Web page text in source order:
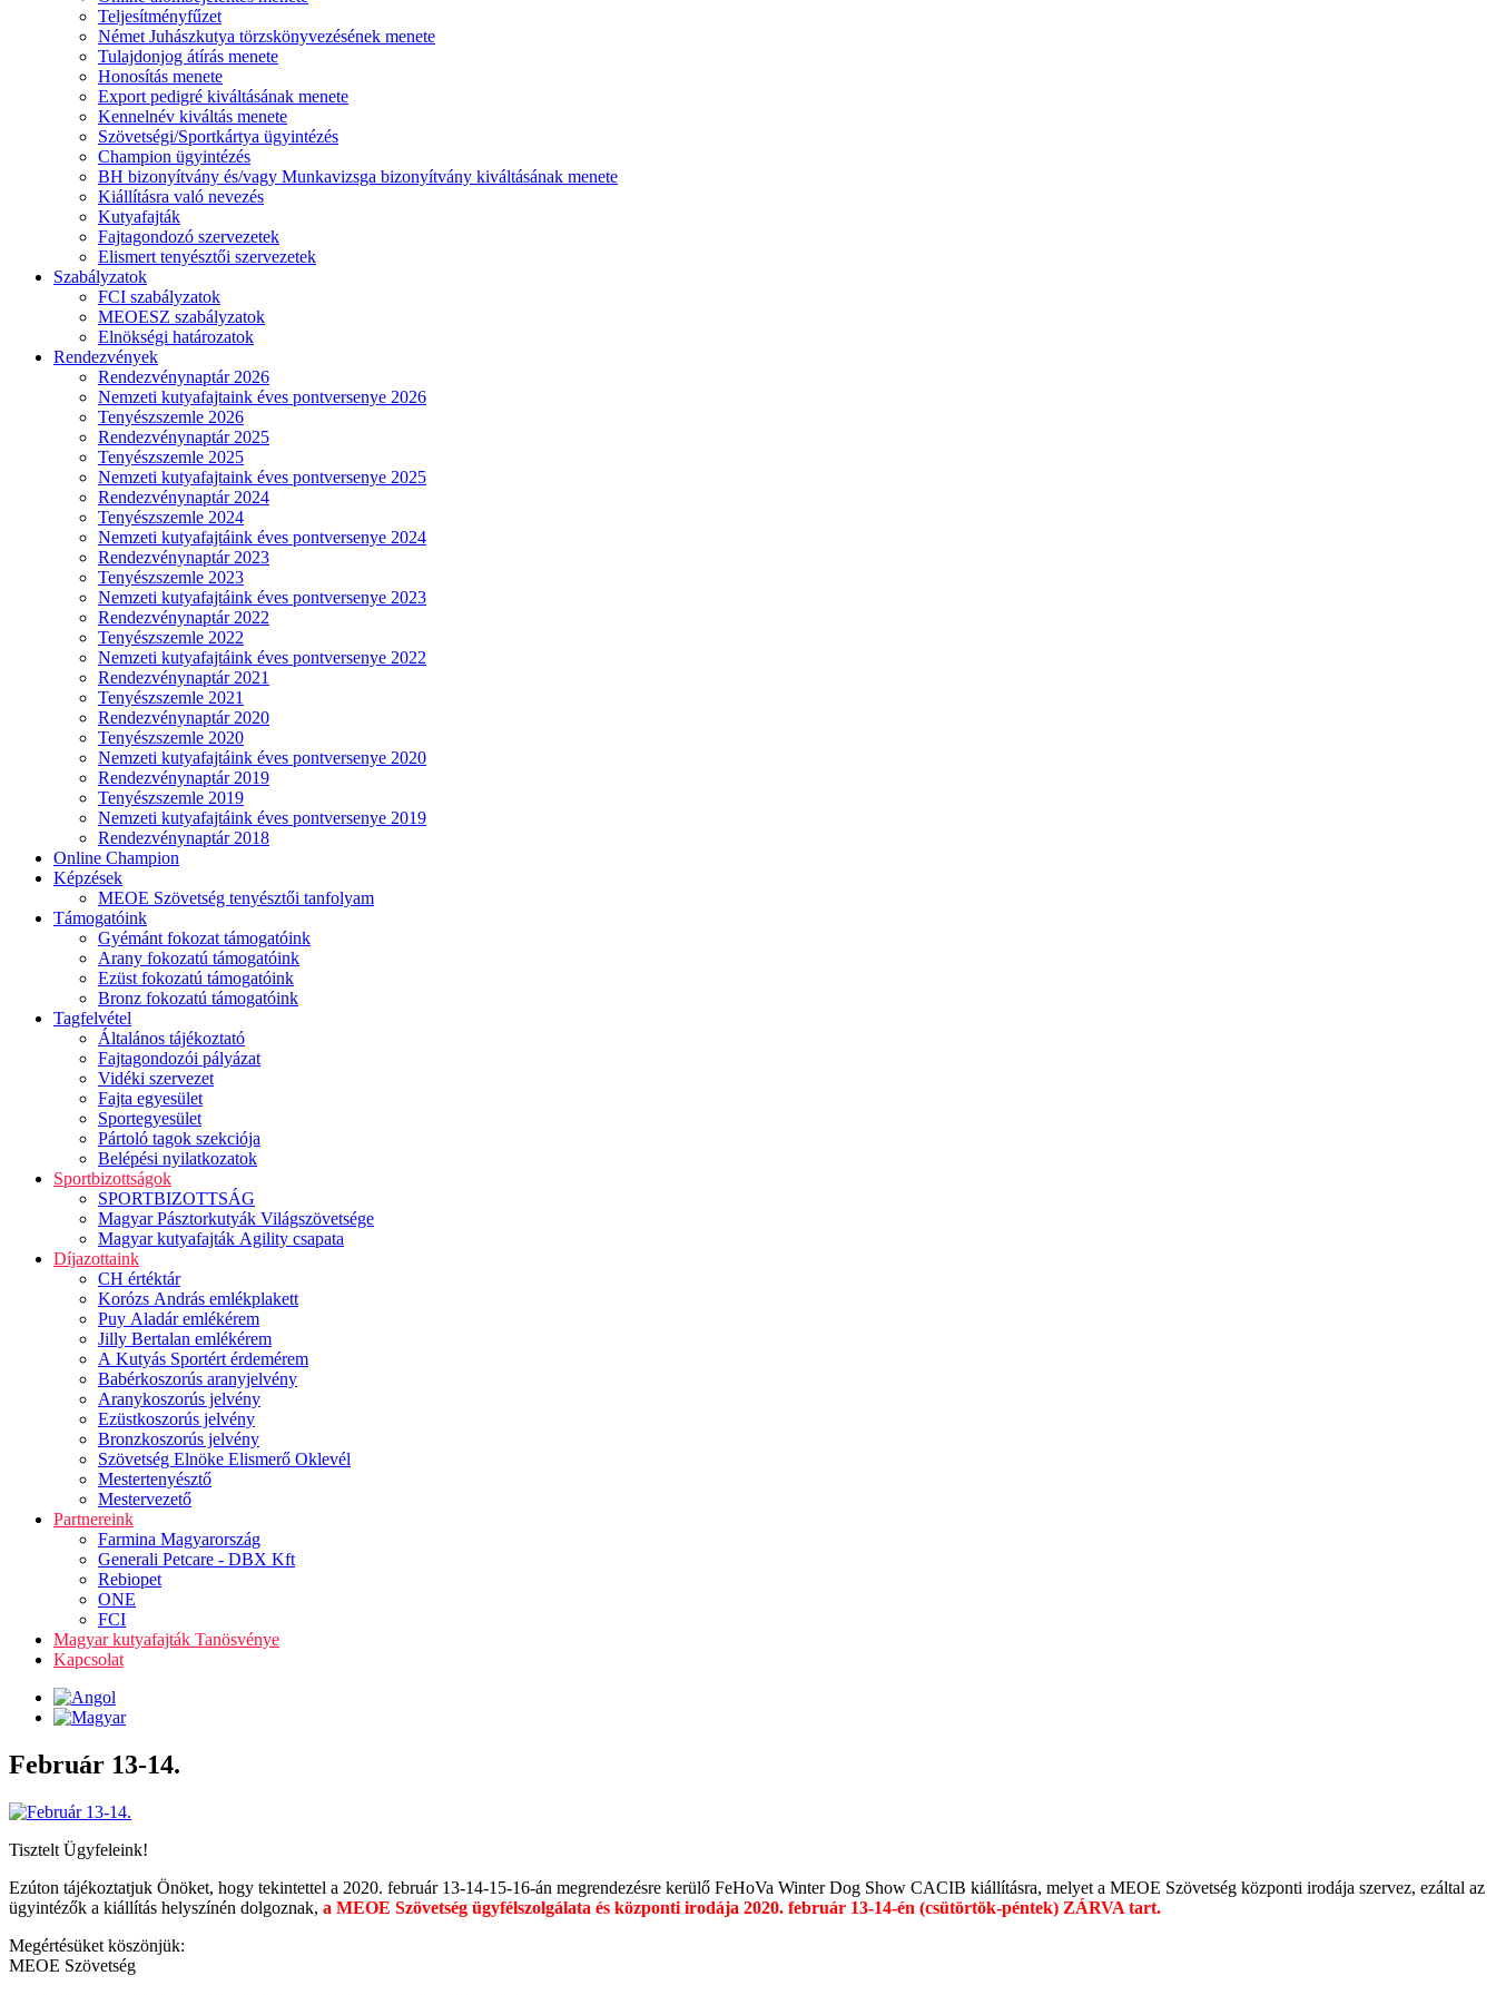
Teljesítményfűzet
Német Juhászkutya törzskönyvezésének menete
Tulajdonjog átírás menete
Honosítás menete
Export pedigré kiváltásának menete
Kennelnév kiváltás menete
Szövetségi/Sportkártya ügyintézés
Champion ügyintézés
BH bizonyítvány és/vagy Munkavizsga bizonyítvány kiváltásának menete
Kiállításra való nevezés
Kutyafajták
Fajtagondozó szervezetek
Elismert tenyésztői szervezetek
Szabályzatok
FCI szabályzatok
MEOESZ szabályzatok
Elnökségi határozatok
Rendezvények
Rendezvénynaptár 2026
Nemzeti kutyafajtaink éves pontversenye 2026
Tenyészszemle 2026
Rendezvénynaptár 2025
Tenyészszemle 2025
Nemzeti kutyafajtaink éves pontversenye 2025
Rendezvénynaptár 2024
Tenyészszemle 2024
Nemzeti kutyafajtáink éves pontversenye 2024
Rendezvénynaptár 2023
Tenyészszemle 2023
Nemzeti kutyafajtáink éves pontversenye 2023
Rendezvénynaptár 2022
Tenyészszemle 2022
Nemzeti kutyafajtáink éves pontversenye 2022
Rendezvénynaptár 2021
Tenyészszemle 2021
Rendezvénynaptár 2020
Tenyészszemle 2020
Nemzeti kutyafajtáink éves pontversenye 2020
Rendezvénynaptár 2019
Tenyészszemle 2019
Nemzeti kutyafajtáink éves pontversenye 2019
Rendezvénynaptár 2018
Online Champion
Képzések
MEOE Szövetség tenyésztői tanfolyam
Támogatóink
Gyémánt fokozat támogatóink
Arany fokozatú támogatóink
Ezüst fokozatú támogatóink
Bronz fokozatú támogatóink
Tagfelvétel
Általános tájékoztató
Fajtagondozói pályázat
Vidéki szervezet
Fajta egyesület
Sportegyesület
Pártoló tagok szekciója
Belépési nyilatkozatok
Sportbizottságok
SPORTBIZOTTSÁG
Magyar Pásztorkutyák Világszövetsége
Magyar kutyafajták Agility csapata
Díjazottaink
CH értéktár
Korózs András emlékplakett
Puy Aladár emlékérem
Jilly Bertalan emlékérem
A Kutyás Sportért érdemérem
Babérkoszorús aranyjelvény
Aranykoszorús jelvény
Ezüstkoszorús jelvény
Bronzkoszorús jelvény
Szövetség Elnöke Elismerő Oklevél
Mestertenyésztő
Mestervezető
Partnereink
Farmina Magyarország
Generali Petcare - DBX Kft
Rebiopet
ONE
FCI
Magyar kutyafajták Tanösvénye
Kapcsolat
Február 13-14.
Tisztelt Ügyfeleink!
Ezúton tájékoztatjuk Önöket, hogy tekintettel a 2020. február 13-14-15-16-án megrendezésre kerülő FeHoVa Winter Dog Show CACIB kiállításra, melyet a MEOE Szövetség központi irodája szervez, ezáltal az
ügyintézők a kiállítás helyszínén dolgoznak, a MEOE Szövetség ügyfélszolgálata és központi irodája 2020. február 13-14-én (csütörtök-péntek) ZÁRVA tart.
Megértésüket köszönjük:
MEOE Szövetség